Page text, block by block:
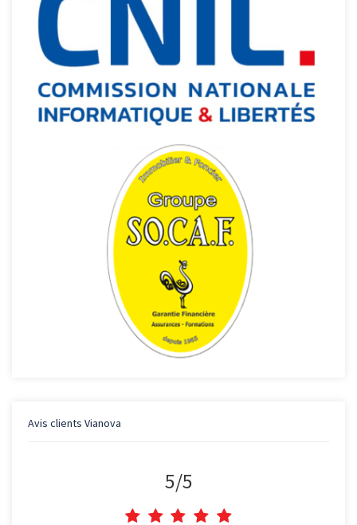
Avis clients Vianova
5/5